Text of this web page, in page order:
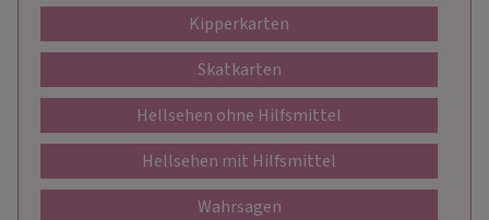
Kipperkarten
Skatkarten
Hellsehen ohne Hilfsmittel
Hellsehen mit Hilfsmittel
Wahrsagen